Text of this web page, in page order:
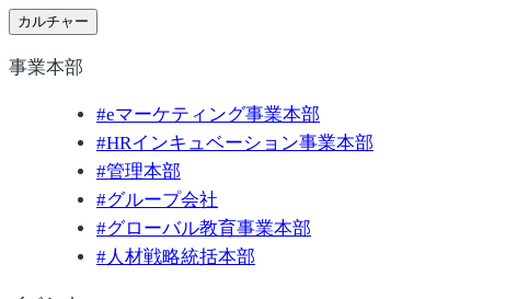
カルチャー
事業本部
#eマーケティング事業本部
#HRインキュベーション事業本部
#管理本部
#グループ会社
#グローバル教育事業本部
#人材戦略統括本部